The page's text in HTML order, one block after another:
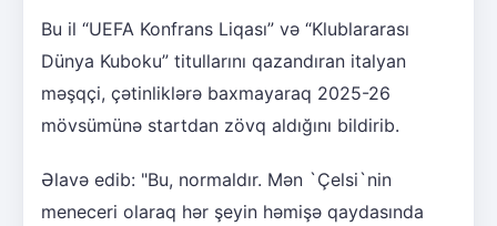
Bu il “UEFA Konfrans Liqası” və “Klublararası
Dünya Kuboku” titullarını qazandıran italyan
məşqçi, çətinliklərə baxmayaraq 2025-26
mövsümünə startdan zövq aldığını bildirib.
Əlavə edib: "Bu, normaldır. Mən `Çelsi`nin
meneceri olaraq hər şeyin həmişə qaydasında